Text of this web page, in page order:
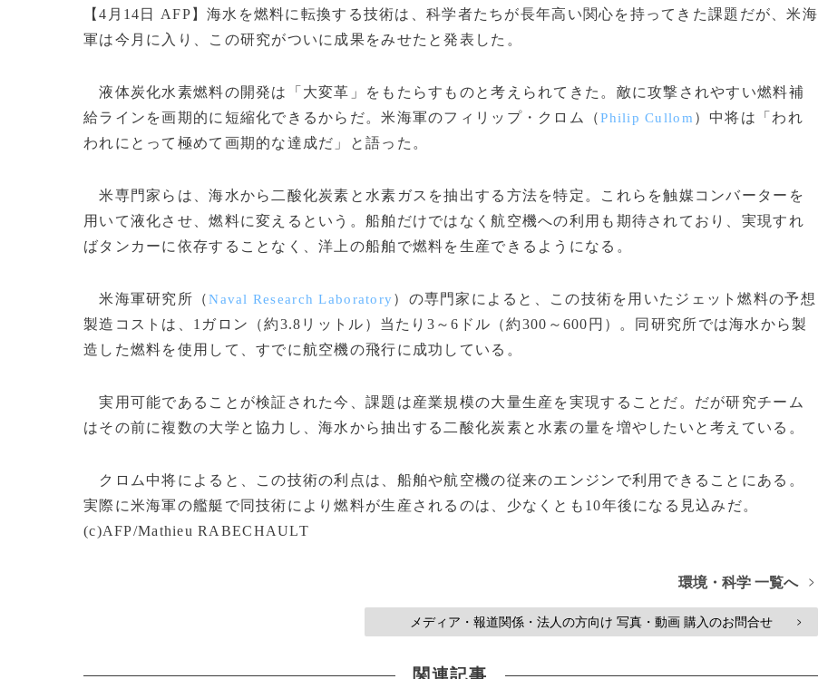
【4月14日 AFP】海水を燃料に転換する技術は、科学者たちが長年高い関心を持ってきた課題だが、米海
軍は今月に入り、この研究がついに成果をみせたと発表した。
液体炭化水素燃料の開発は「大変革」をもたらすものと考えられてきた。敵に攻撃されやすい燃料補
給ラインを画期的に短縮化できるからだ。米海軍のフィリップ・クロム（Philip Cullom ）中将は「われ
われにとって極めて画期的な達成だ」と語った。
米専門家らは、海水から二酸化炭素と水素ガスを抽出する方法を特定。これらを触媒コンバーターを
用いて液化させ、燃料に変えるという。船舶だけではなく航空機への利用も期待されており、実現すれ
ばタンカーに依存することなく、洋上の船舶で燃料を生産できるようになる。
米海軍研究所（Naval Research Laboratory）の専門家によると、この技術を用いたジェット燃料の予想
製造コストは、1ガロン（約3.8リットル）当たり3～6ドル（約300～600円）。同研究所では海水から製
造した燃料を使用して、すでに航空機の飛行に成功している。
実用可能であることが検証された今、課題は産業規模の大量生産を実現することだ。だが研究チーム
はその前に複数の大学と協力し、海水から抽出する二酸化炭素と水素の量を増やしたいと考えている。
クロム中将によると、この技術の利点は、船舶や航空機の従来のエンジンで利用できることにある。
実際に米海軍の艦艇で同技術により燃料が生産されるのは、少なくとも10年後になる見込みだ。
(c)AFP/Mathieu RABECHAULT
環境・科学 一覧へ >
メディア・報道関係・法人の方向け 写真・動画 購入のお問合せ >
関連記事